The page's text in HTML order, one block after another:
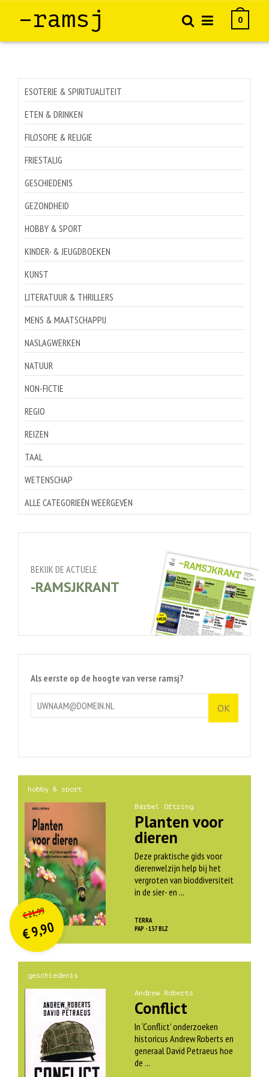
–ramsj 0
ESOTERIE & SPIRITUALITEIT
ETEN & DRINKEN
FILOSOFIE & RELIGIE
FRIESTALIG
GESCHIEDENIS
GEZONDHEID
HOBBY & SPORT
KINDER- & JEUGDBOEKEN
KUNST
LITERATUUR & THRILLERS
MENS & MAATSCHAPPIJ
NASLAGWERKEN
NATUUR
NON-FICTIE
REGIO
REIZEN
TAAL
WETENSCHAP
ALLE CATEGORIEËN WEERGEVEN
BEKIJK DE ACTUELE
-RAMSJKRANT
Als eerste op de hoogte van verse ramsj?
hobby & sport
Bärbel Oftring
Planten voor
dieren
Deze praktische gids voor
dierenwelzijn help bij het
vergroten van bioddiversiteit
in de sier- en ...
TERRA
PAP - 137 BLZ
€21,99O
orspr
onkelijke
prijs
was:
€ 21,99.
€9,90
Huidige
prijs
is:
€ 9,90.
geschiedenis
Andrew Roberts
Conflict
In ‘Conflict’ onderzoeken
historicus Andrew Roberts en
generaal David Petraeus hoe
de ...